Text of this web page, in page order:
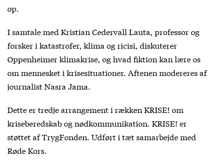
op.
I samtale med Kristian Cedervall Lauta, professor og
forsker i katastrofer, klima og ricisi, diskuterer
Oppenheimer klimakrise, og hvad fiktion kan lære os
om mennesket i krisesituationer. Aftenen modereres af
journalist Nasra Jama.
Dette er tredje arrangement i rækken KRISE! om
kriseberedskab og nødkommunikation. KRISE! er
støttet af TrygFonden. Udført i tæt samarbejde med
Røde Kors.